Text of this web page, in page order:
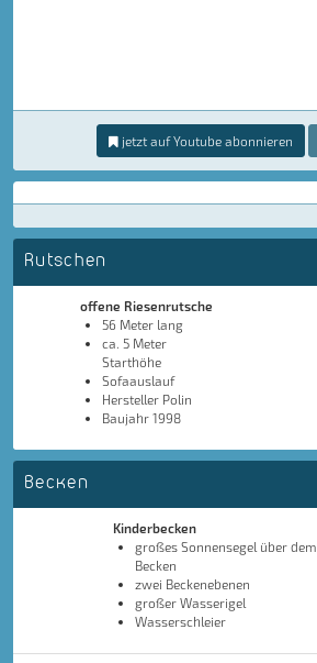
jetzt auf Youtube abonnieren
Rutschen
offene Riesenrutsche
56 Meter lang
ca. 5 Meter
Starthöhe
Sofaauslauf
Hersteller Polin
Baujahr 1998
Becken
Kinderbecken
großes Sonnensegel über dem
Becken
zwei Beckenebenen
großer Wasserigel
Wasserschleier